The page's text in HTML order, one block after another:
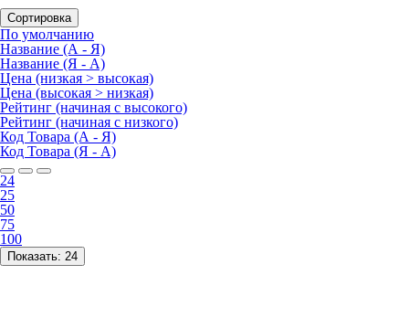
Сортировка
По умолчанию
Название (А - Я)
Название (Я - А)
Цена (низкая > высокая)
Цена (высокая > низкая)
Рейтинг (начиная с высокого)
Рейтинг (начиная с низкого)
Код Товара (А - Я)
Код Товара (Я - А)
24
25
50
75
100
Показать: 24